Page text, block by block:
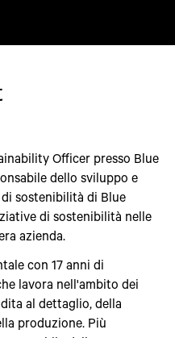
Officer presso Blue
dello sviluppo e
sostenibilità di Blue
di sostenibilità nelle
azienda.
con 17 anni di
lavora nell'ambito dei
al dettaglio, della
produzione. Più